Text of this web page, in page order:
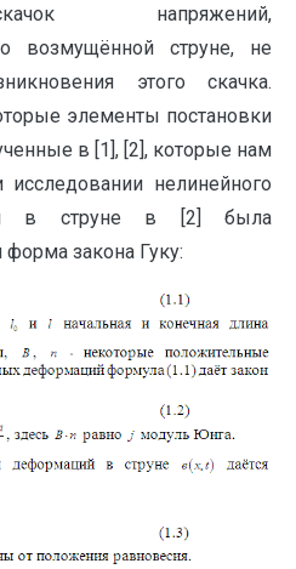
напряжений,
возмущённой струне, не
этого скачка.
элементы постановки
в [1], [2], которые нам
нелинейного
в струне в [2] была
закона Гуку: